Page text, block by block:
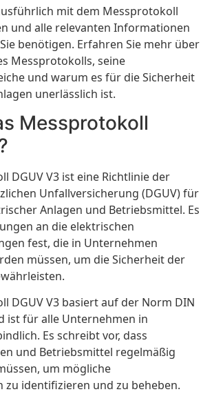
mit dem Messprotokoll
und alle relevanten Informationen
benötigen. Erfahren Sie mehr über
Messprotokolls, seine
und warum es für die Sicherheit
unerlässlich ist.
Messprotokoll
DGUV V3 ist eine Richtlinie der
Unfallversicherung (DGUV) für
Anlagen und Betriebsmittel. Es
an die elektrischen
fest, die in Unternehmen
müssen, um die Sicherheit der
DGUV V3 basiert auf der Norm DIN
ist für alle Unternehmen in
Es schreibt vor, dass
und Betriebsmittel regelmäßig
um mögliche
zu identifizieren und zu beheben.